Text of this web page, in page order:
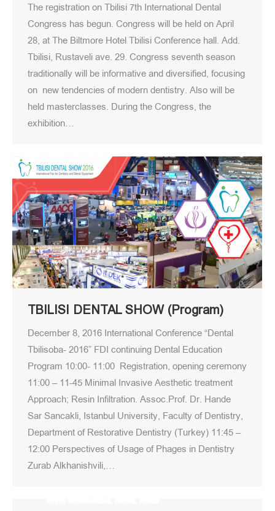
The registration on Tbilisi 7th International Dental
Congress has begun. Congress will be held on April
28, at The Biltmore Hotel Tbilisi Conference hall. Add.
Tbilisi, Rustaveli ave. 29. Congress seventh season
traditionally will be informative and diversified, focusing
on new tendencies of modern dentistry. Also will be
held masterclasses. During the Congress, the
exhibition…
TBILISI DENTAL SHOW (Program)
December 8, 2016 International Conference “Dental
Tbilisoba- 2016” FDI continuing Dental Education
Program 10:00- 11:00 Registration, opening ceremony
11:00 – 11-45 Minimal Invasive Aesthetic treatment
Approach; Resin Infiltration. Assoc.Prof. Dr. Hande
Sar Sancakli, Istanbul University, Faculty of Dentistry,
Department of Restorative Dentistry (Turkey) 11:45 –
12:00 Perspectives of Usage of Phages in Dentistry
Zurab Alkhanishvili,…